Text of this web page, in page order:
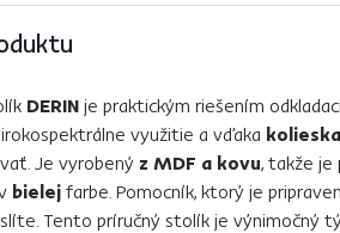
DERIN je praktickým riešením
využitie a vďaka
Je vyrobený z MDF a kovu, takže je
bielej farbe. Pomocník, ktorý je
Tento príručný stolík je výnimočný